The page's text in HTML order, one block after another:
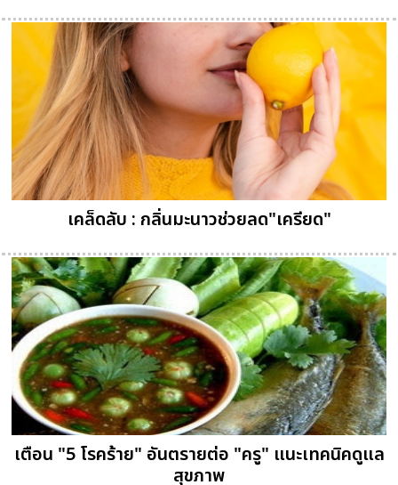
เคล็ดลับ : กลิ่นมะนาวช่วยลด"เครียด"
เตือน "5 โรคร้าย" อันตรายต่อ "ครู" แนะเทคนิคดูแล
สุขภาพ